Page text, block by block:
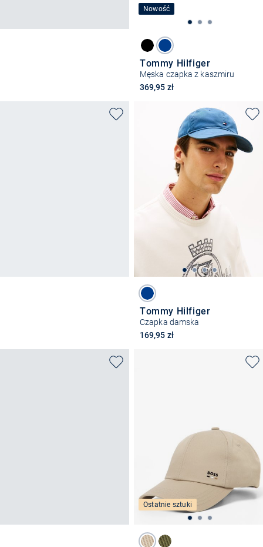
Nowość
Tommy Hilfiger
Męska czapka z kaszmiru
369,95 zł
Tommy Hilfiger
Czapka damska
169,95 zł
Ostatnie sztuki